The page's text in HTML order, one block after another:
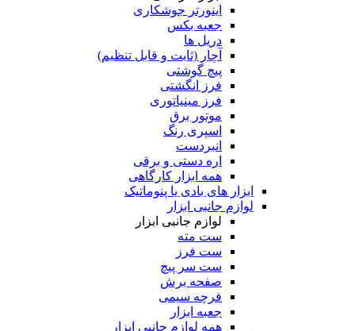
اینورتر جوشکاری
جعبه بکس
دریل ها
آچار (ثابت و قابل تنظیم)
پیچ گوشتی
فرز انگشتی
فرز مینیاتوری
موتور برق
اسپری رنگ
انبردست
اره دستی و برقی
همه ابزار کارگاهی
ابزار های بادی یا پنوماتیک
لوازم جانبی ابزار
لوازم جانبی ابزار
ست مته
ست فرز
ست سر پیچ
صفحه برش
فرچه سیمی
جعبه ابزار
همه لوازم جانبی ابزار